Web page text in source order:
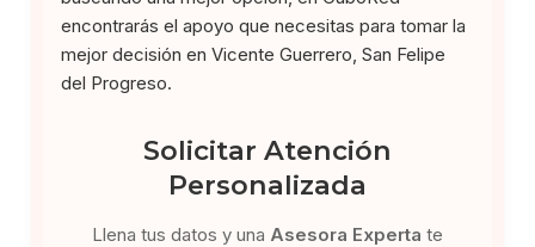
encontrarás el apoyo que necesitas para tomar la
mejor decisión en Vicente Guerrero, San Felipe
del Progreso.
Solicitar Atención
Personalizada
Llena tus datos y una Asesora Experta te